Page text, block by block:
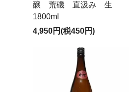
醸 荒磯 直汲み 生
1800ml
4,950円(税450円)